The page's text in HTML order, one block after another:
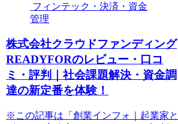
フィンテック・決済・資金
管理
株式会社クラウドファンディング
READYFORのレビュー・口コ
ミ・評判｜社会課題解決・資金調
達の新定番を体験！
※この記事は「創業インフォ｜起業家と